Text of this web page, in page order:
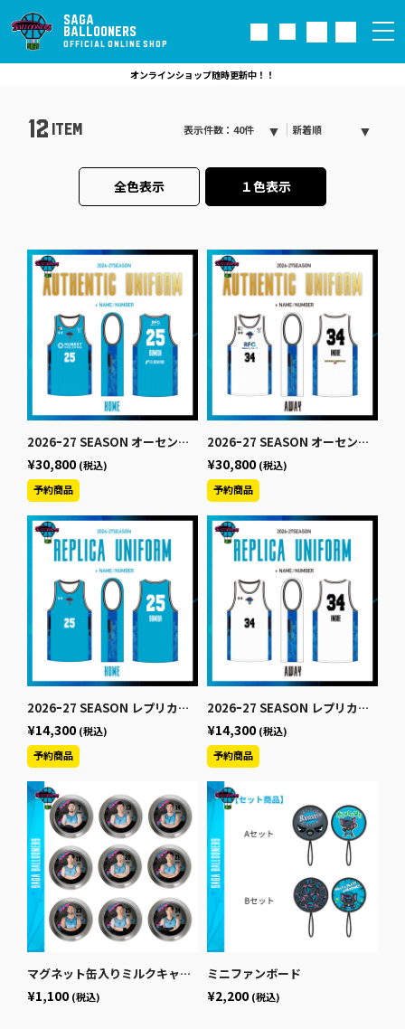
SAGA
BALLOONERS
OFFICIAL ONLINE SHOP
オンラインショップ随時更新中！！
12 ITEM 表示件数：40件 新着順
全色表示 １色表示
2026ｰ27 SEASON オーセンティックユニフォーム【HOME】
¥30,800 (税込)
2026ｰ27 SEASON オーセンティックユニフォーム【AWAY】
¥30,800 (税込)
2026ｰ27 SEASON レプリカユニフォーム【HOME】
¥14,300 (税込)
2026ｰ27 SEASON レプリカユニフォーム【AWAY】
¥14,300 (税込)
マグネット缶入りミルクキャラメル
¥1,100 (税込)
ミニファンボード
¥2,200 (税込)